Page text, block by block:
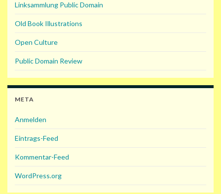
Linksammlung Public Domain
Old Book Illustrations
Open Culture
Public Domain Review
META
Anmelden
Eintrags-Feed
Kommentar-Feed
WordPress.org